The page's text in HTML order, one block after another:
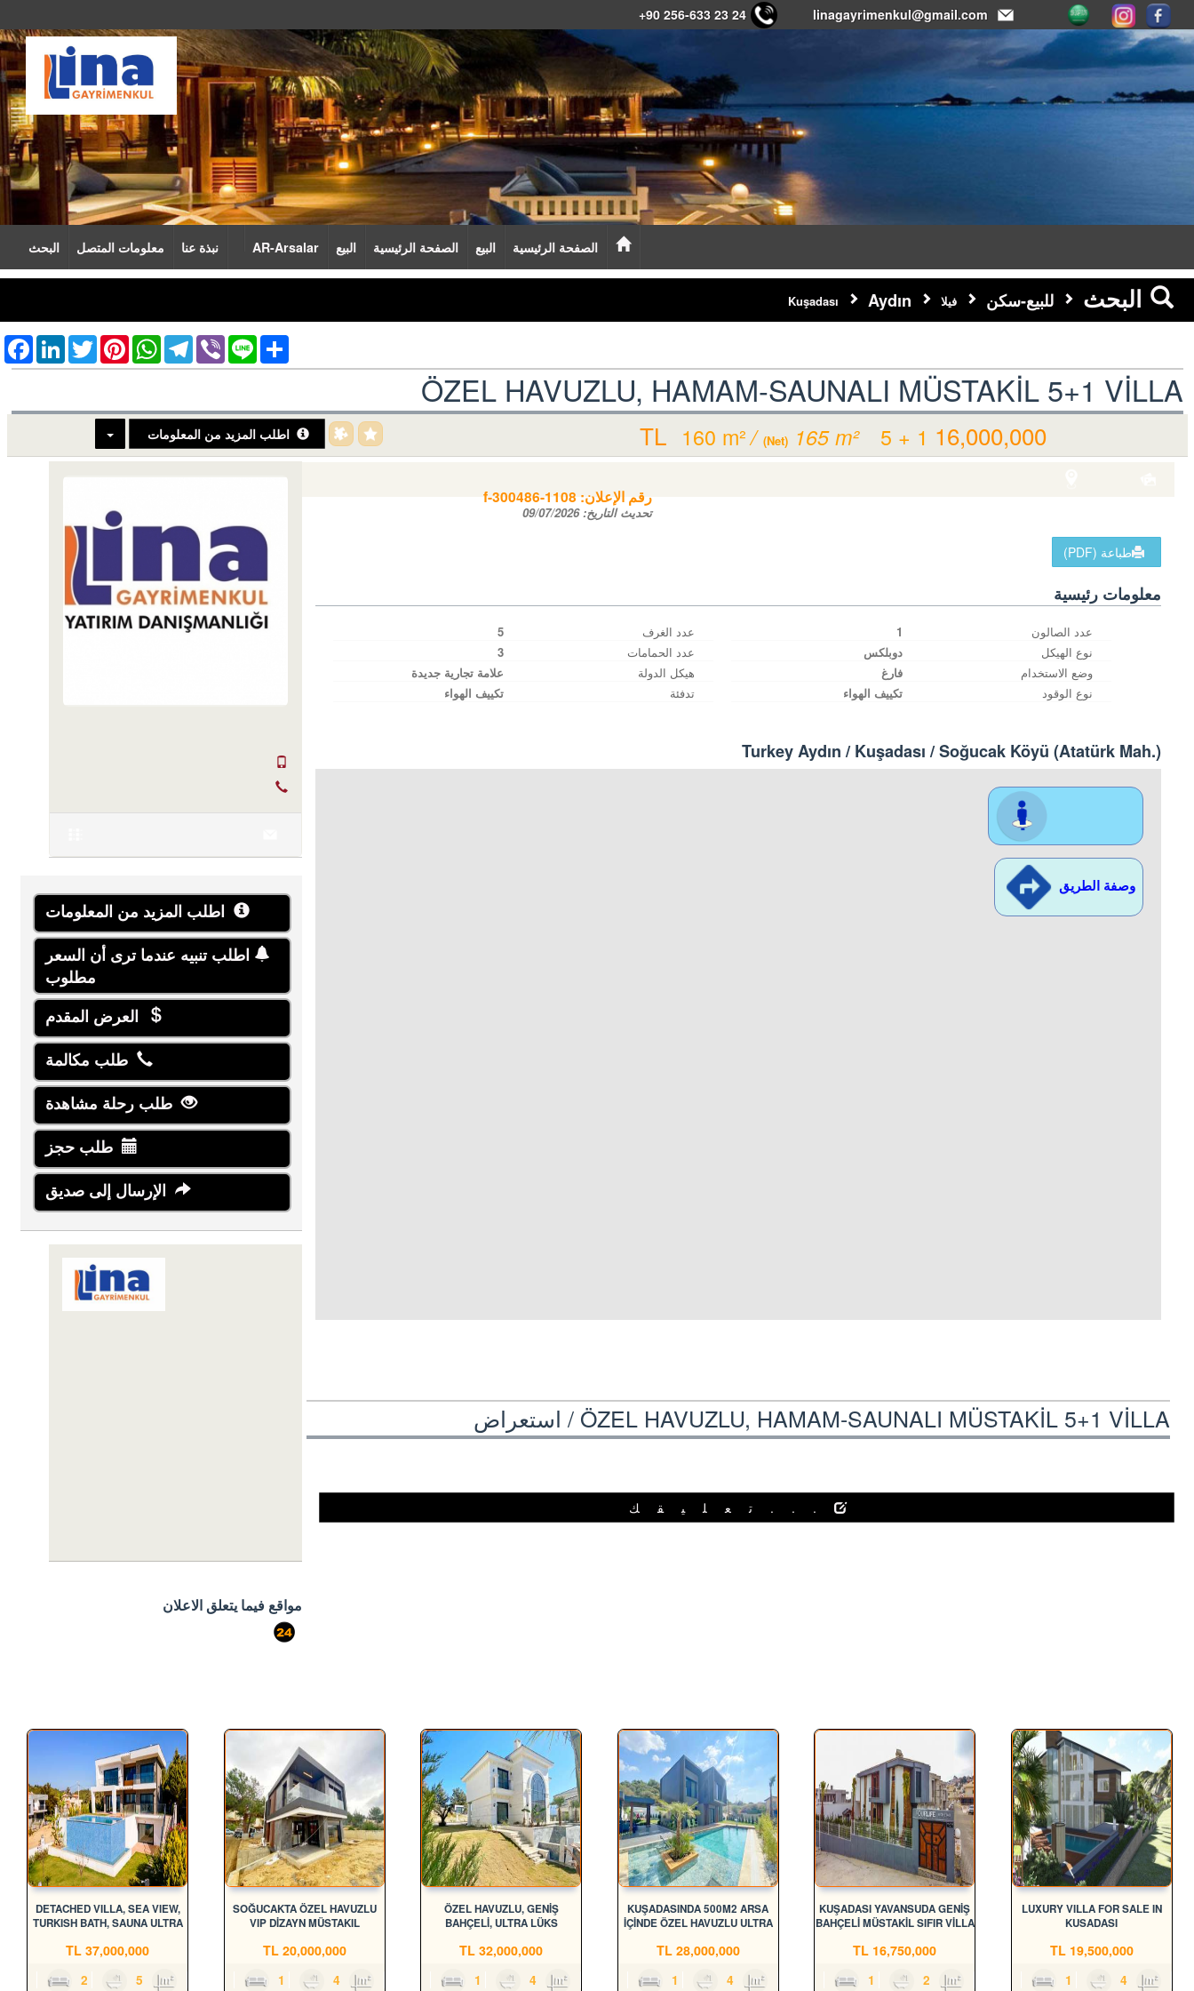
linagayrimenkul@gmail.com
+90 256-633 23 24
الصفحة الرئيسية البيع الصفحة الرئيسية البيع AR-Arsalar نبذة عنا معلومات المتصل البحث
البحث للبيع-سكن فيلا Aydın
Kuşadası
LinkedInTwitterPinterestWhatsAppTelegram Viber Line Share
ÖZEL HAVUZLU, HAMAM-SAUNALI MÜSTAKİL 5+1 VİLLA
16,000,000 TL
160 m²/ (Net)165 m² 5 + 1 اطلب المزيد من المعلومات
رقم الإعلان: f-300486-1108
تحديث التاريخ:09/07/2026
طباعة (PDF)
معلومات رئيسية
عدد الغرف 5 عدد الصالون
1
عدد الحمامات
3 نوع الهيكل
دوبلكس
هيكل الدولة
علامة تجارية جديدة وضع الاستخدام
فارغ
تدفئة
تكييف الهواء نوع الوقود تكييف الهواء
Turkey Aydın / Kuşadası / Soğucak Köyü (Atatürk Mah.)
وصفة الطريق
ÖZEL HAVUZLU, HAMAM-SAUNALI MÜSTAKİL 5+1 VİLLA / استعراض
...تعليقك
اطلب المزيد من المعلومات
اطلب تنبيه عندما ترى أن السعر
مطلوب
العرض المقدم
طلب مكالمة
طلب رحلة مشاهدة
طلب حجز
الإرسال إلى صديق
مواقع فيما يتعلق الاعلان
port724
LUXURY VILLA FOR SALE IN
KUSADASI
TL19,500,000
1 4
KUŞADASI YAVANSUDA GENİŞ
BAHÇELİ MÜSTAKİL SIFIR VİLLA
TL 16,750,000
1 2
KUŞADASINDA 500M2 ARSA
İÇİNDE ÖZEL HAVUZLU ULTRA
TL28,000,000
1 4
ÖZEL HAVUZLU, GENİŞ
BAHÇELİ, ULTRA LÜKS
TL 32,000,000
1 4
SOĞUCAKTA ÖZEL HAVUZLU
VIP DİZAYN MÜSTAKIL
TL20,000,000
1 4
DETACHED VILLA, SEA VIEW,
TURKISH BATH, SAUNA ULTRA
TL 37,000,000
2 5